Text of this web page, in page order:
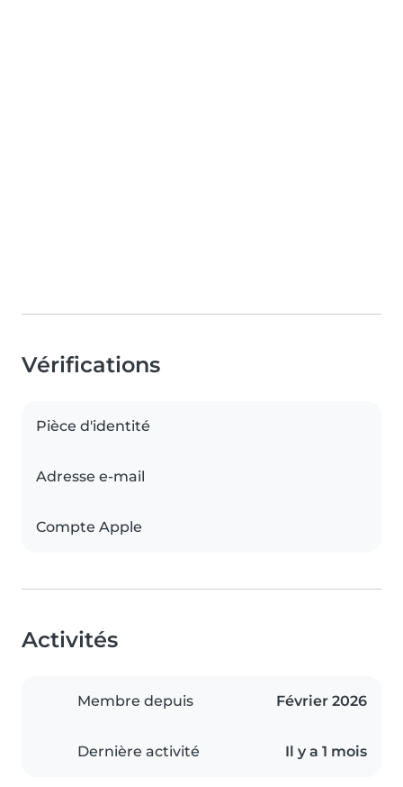
Vérifications
Pièce d'identité
Adresse e-mail
Compte Apple
Activités
Membre depuis Février 2026
Dernière activité Il y a 1 mois